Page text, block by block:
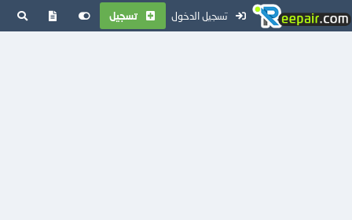
تسجيل الدخول تسجيل